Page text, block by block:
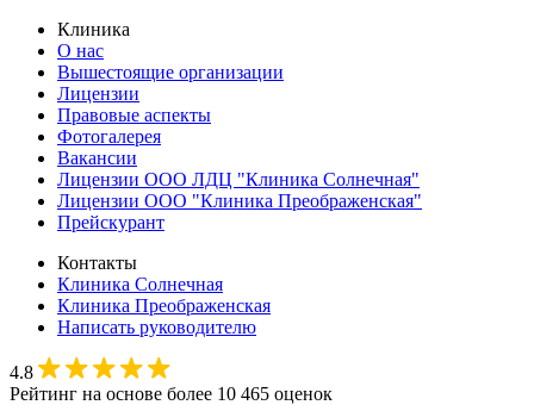
Клиника
О нас
Вышестоящие организации
Лицензии
Правовые аспекты
Фотогалерея
Вакансии
Лицензии ООО ЛДЦ "Клиника Солнечная"
Лицензии ООО "Клиника Преображенская"
Прейскурант
Контакты
Клиника Солнечная
Клиника Преображенская
Написать руководителю
4.8
Рейтинг на основе более 10 465 оценок